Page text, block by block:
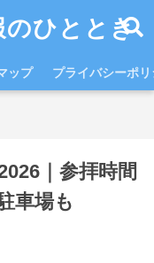
のひととき
ップ プライバシーポ
｜参拝時間
車場も